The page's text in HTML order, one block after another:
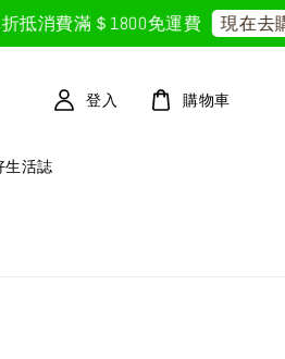
消費滿＄1800免運費 現在去購
生活誌
登入 購物車